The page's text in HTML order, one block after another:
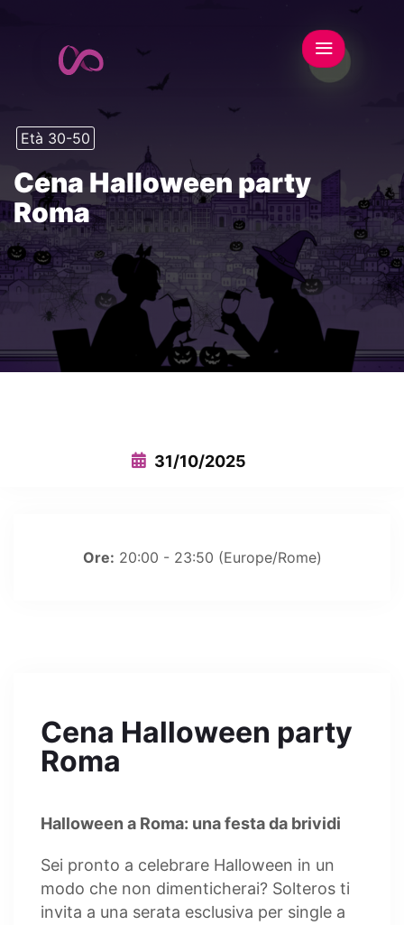
Età 30-50
Cena Halloween party
Roma
31/10/2025
Cena Halloween party
Roma
Halloween a Roma: una festa da brividi
Sei pronto a celebrare Halloween in un
modo che non dimenticherai? Solteros ti
invita a una serata esclusiva per single a
Ore: 20:00 - 23:50 (Europe/Rome)